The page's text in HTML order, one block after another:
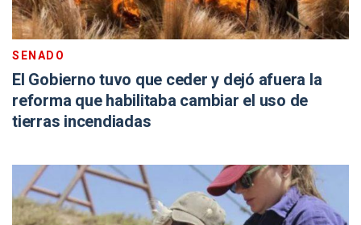
SENADO
El Gobierno tuvo que ceder y dejó afuera la
reforma que habilitaba cambiar el uso de
tierras incendiadas